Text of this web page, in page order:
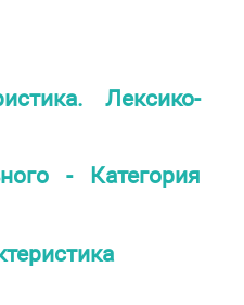
Лексико-
- Категория